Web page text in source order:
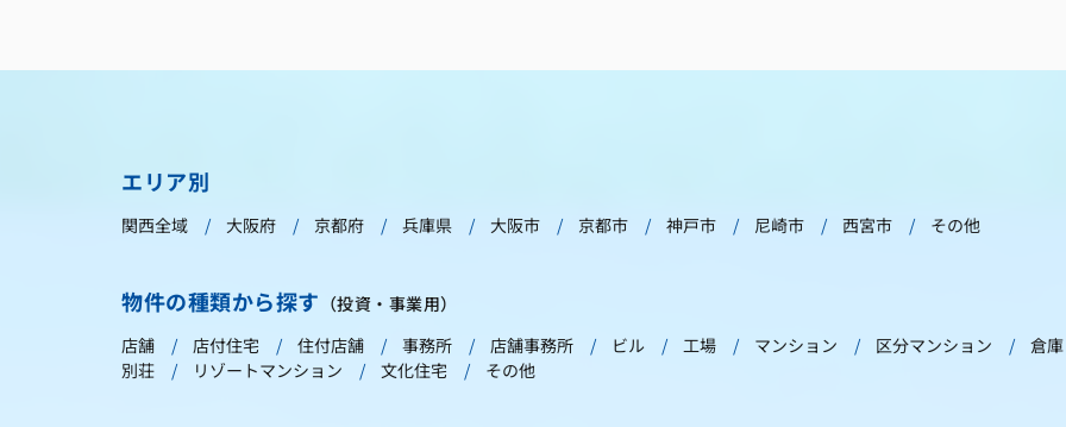
エリア別
関西全域 大阪府 京都府 兵庫県 大阪市 京都市 神戸市 尼崎市 西宮市 その他
物件の種類から探す （投資・事業用）
店舗
店付住宅 住付店舗 事務所 店舗事務所 ビル 工場 マンション 区分マンション
倉庫
別荘
リゾートマンション 文化住宅 その他